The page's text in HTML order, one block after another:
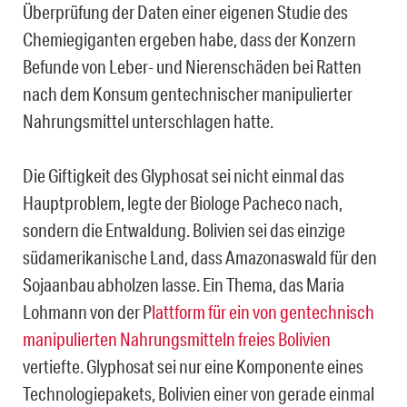
Überprüfung der Daten einer eigenen Studie des
Chemiegiganten ergeben habe, dass der Konzern
Befunde von Leber- und Nierenschäden bei Ratten
nach dem Konsum gentechnischer manipulierter
Nahrungsmittel unterschlagen hatte.
Die Giftigkeit des Glyphosat sei nicht einmal das
Hauptproblem, legte der Biologe Pacheco nach,
sondern die Entwaldung. Bolivien sei das einzige
südamerikanische Land, dass Amazonaswald für den
Sojaanbau abholzen lasse. Ein Thema, das Maria
Lohmann von der Plattform für ein von gentechnisch
manipulierten Nahrungsmitteln freies Bolivien
vertiefte. Glyphosat sei nur eine Komponente eines
Technologiepakets, Bolivien einer von gerade einmal